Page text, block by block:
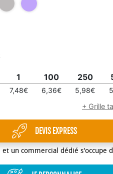
la paille déconseillée).
1 100 250
7,48€ 6,36€ 5,98€
+ Grille
DEVIS EXPRESS
un commercial dédié s'occupe